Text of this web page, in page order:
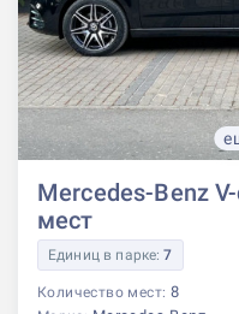
Mercedes-Benz
мест
Единиц в парке:7
Количество мест: 8